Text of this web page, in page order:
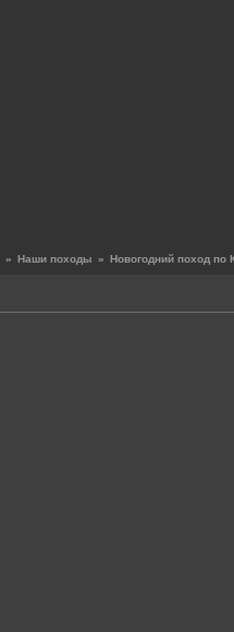
» Наши походы » Новогодний поход по